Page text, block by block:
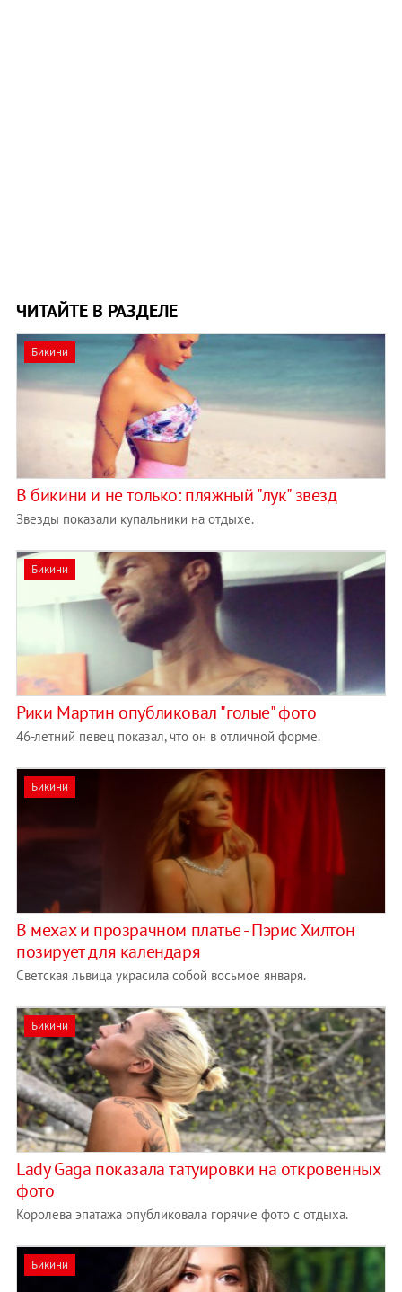
ЧИТАЙТЕ В РАЗДЕЛЕ
Бикини
В бикини и не только: пляжный "лук" звезд
Звезды показали купальники на отдыхе.
Бикини
Рики Мартин опубликовал "голые" фото
46-летний певец показал, что он в отличной форме.
Бикини
В мехах и прозрачном платье - Пэрис Хилтон
позирует для календаря
Светская львица украсила собой восьмое января.
Бикини
Lady Gaga показала татуировки на откровенных
фото
Королева эпатажа опубликовала горячие фото с отдыха.
Бикини